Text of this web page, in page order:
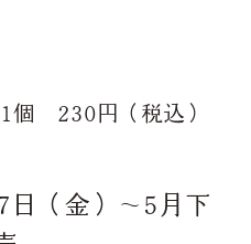
個 230円（税込）
日（金）～5月下